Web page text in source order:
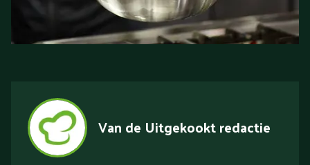
Van de Uitgekookt redactie